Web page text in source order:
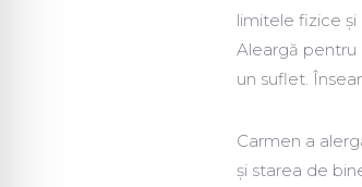
limitele fizice
Aleargă pentru
un suflet.
Carmen a
şi starea de